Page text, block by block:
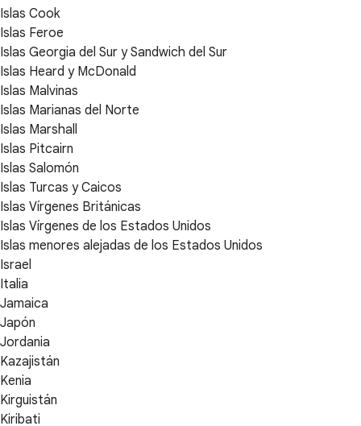
Islas Cook
Islas Feroe
Islas Georgia del Sur y Sandwich del Sur
Islas Heard y McDonald
Islas Malvinas
Islas Marianas del Norte
Islas Marshall
Islas Pitcairn
Islas Salomón
Islas Turcas y Caicos
Islas Vírgenes Británicas
Islas Vírgenes de los Estados Unidos
Islas menores alejadas de los Estados Unidos
Israel
Italia
Jamaica
Japón
Jordania
Kazajistán
Kenia
Kirguistán
Kiribati